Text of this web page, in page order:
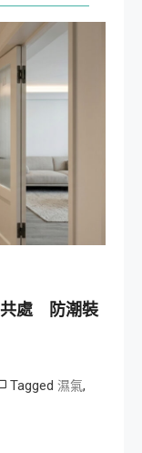
共處 防潮裝
Tagged 濕氣,